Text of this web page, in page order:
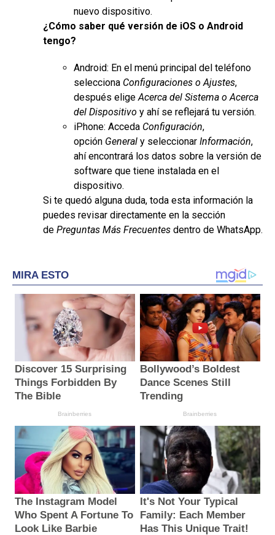
nuevo dispositivo.
¿Cómo saber qué versión de iOS o Android
tengo?
Android: En el menú principal del teléfono
selecciona Configuraciones o Ajustes,
después eligeAcerca del Sistema o Acerca
del Dispositivo y ahí se reflejará tu versión.
iPhone: Acceda Configuración,
opción General y seleccionar Información,
ahí encontrará los datos sobre la versión de
software que tiene instalada en el
dispositivo.
Si te quedó alguna duda, toda esta información la
puedes revisar directamente en la sección
de Preguntas Más Frecuentes dentro de WhatsApp.